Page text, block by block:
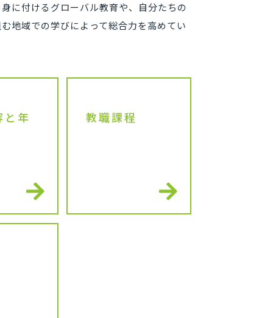
に付けるグローバル教育や、自分たちの
地域での学びによって総合力を高めてい
と年 教職課程